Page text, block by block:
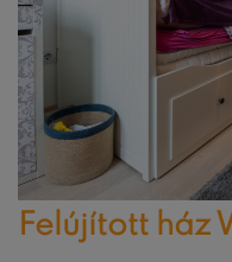
Felújított ház